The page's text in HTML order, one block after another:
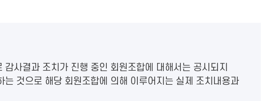
사결과 조치가 진행 중인 회원조합에 대해서는 공시되지
것으로 해당 회원조합에 의해 이루어지는 실제 조치내용과